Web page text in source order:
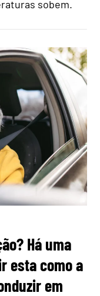
sobem.
Há uma
esta como a
em